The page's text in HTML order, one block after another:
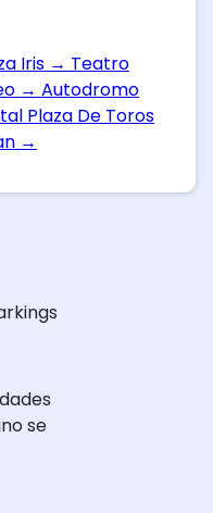
Iris → Teatro
→ Autodromo
Plaza De Toros
→
se